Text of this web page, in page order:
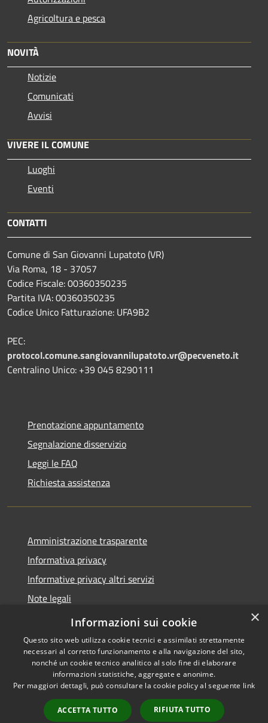
Agricoltura e pesca
NOVITÀ
Notizie
Comunicati
Avvisi
VIVERE IL COMUNE
Luoghi
Eventi
CONTATTI
Comune di San Giovanni Lupatoto (VR)
Via Roma, 18 - 37057
Codice Fiscale: 00360350235
Partita IVA: 00360350235
Codice Unico Fatturazione: UFA9B2
PEC:
protocol.comune.sangiovannilupatoto.vr@pecveneto.it
Centralino Unico: +39 045 8290111
Prenotazione appuntamento
Segnalazione disservizio
Leggi le FAQ
Richiesta assistenza
Amministrazione trasparente
Informativa privacy
Informative privacy altri servizi
Note legali
Dichiarazione di accessibilità
Accessibilità
Copyright © 2026 • Comune di
San Giovanni Lupatoto •
Powered byMunicipium
×
Informazioni sui cookie
Questo sito web utilizza cookie tecnici e assimilati strettamente
necessari al corretto funzionamento e alla navigazione del sito,
nonché un cookie tecnico analitico al solo fine di elaborare
informazioni statistiche, aggregate e anonime.
Per maggiori dettagli, può consultare la cookie policy al seguente link
ACCETTA TUTTO RIFIUTA TUTTO